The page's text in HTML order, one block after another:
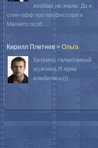
вообще не знала. Да и
спин-офф про профессора и
Магнито особ...
Кирилл Плетнев > Oльга
Безумно талантливый
мужчина.Я прям
влюбилась)))